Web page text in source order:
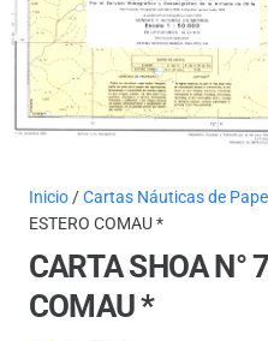
Inicio /Cartas Náuticas de Papel
ESTERO COMAU *
CARTA SHOA N°
COMAU *